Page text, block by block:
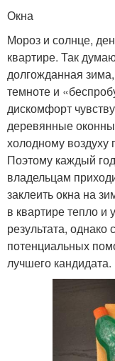
Окна
Мороз и солнце,
квартире. Так
долгожданная
темноте и
дискомфорт
деревянные
холодному воздуху
Поэтому каждый
владельцам
заклеить окна на
в квартире тепло и
результата,
потенциальных
лучшего кандидата.